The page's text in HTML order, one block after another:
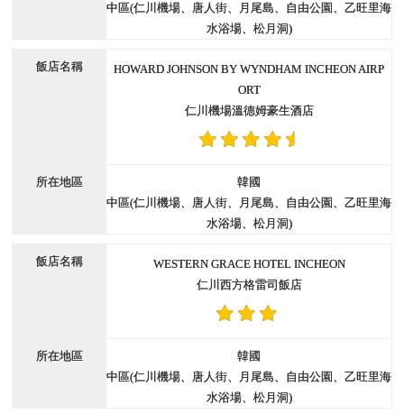
中區(仁川機場、唐人街、月尾島、自由公園、乙旺里海
水浴場、松月洞)
HOWARD JOHNSON BY WYNDHAM INCHEON AIRP
ORT
仁川機場溫德姆豪生酒店
韓國
中區(仁川機場、唐人街、月尾島、自由公園、乙旺里海
水浴場、松月洞)
WESTERN GRACE HOTEL INCHEON
仁川西方格雷司飯店
韓國
中區(仁川機場、唐人街、月尾島、自由公園、乙旺里海
水浴場、松月洞)